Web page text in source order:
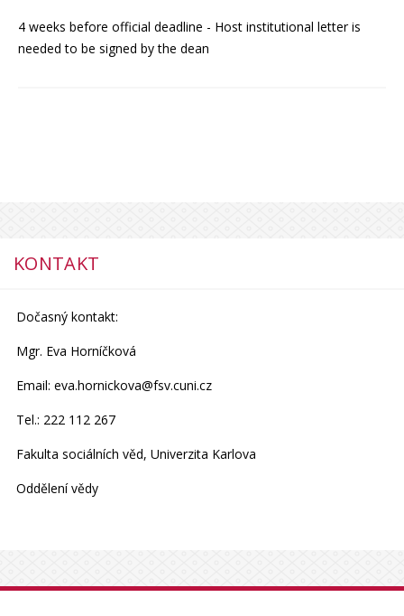
4 weeks before official deadline - Host institutional letter is
needed to be signed by the dean
KONTAKT
Dočasný kontakt:
Mgr. Eva Horníčková
Email: eva.hornickova@fsv.cuni.cz
Tel.: 222 112 267
Fakulta sociálních věd, Univerzita Karlova
Oddělení vědy